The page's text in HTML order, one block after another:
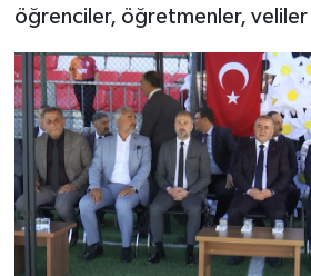
öğrenciler, öğretmenler, veliler
YAŞAM